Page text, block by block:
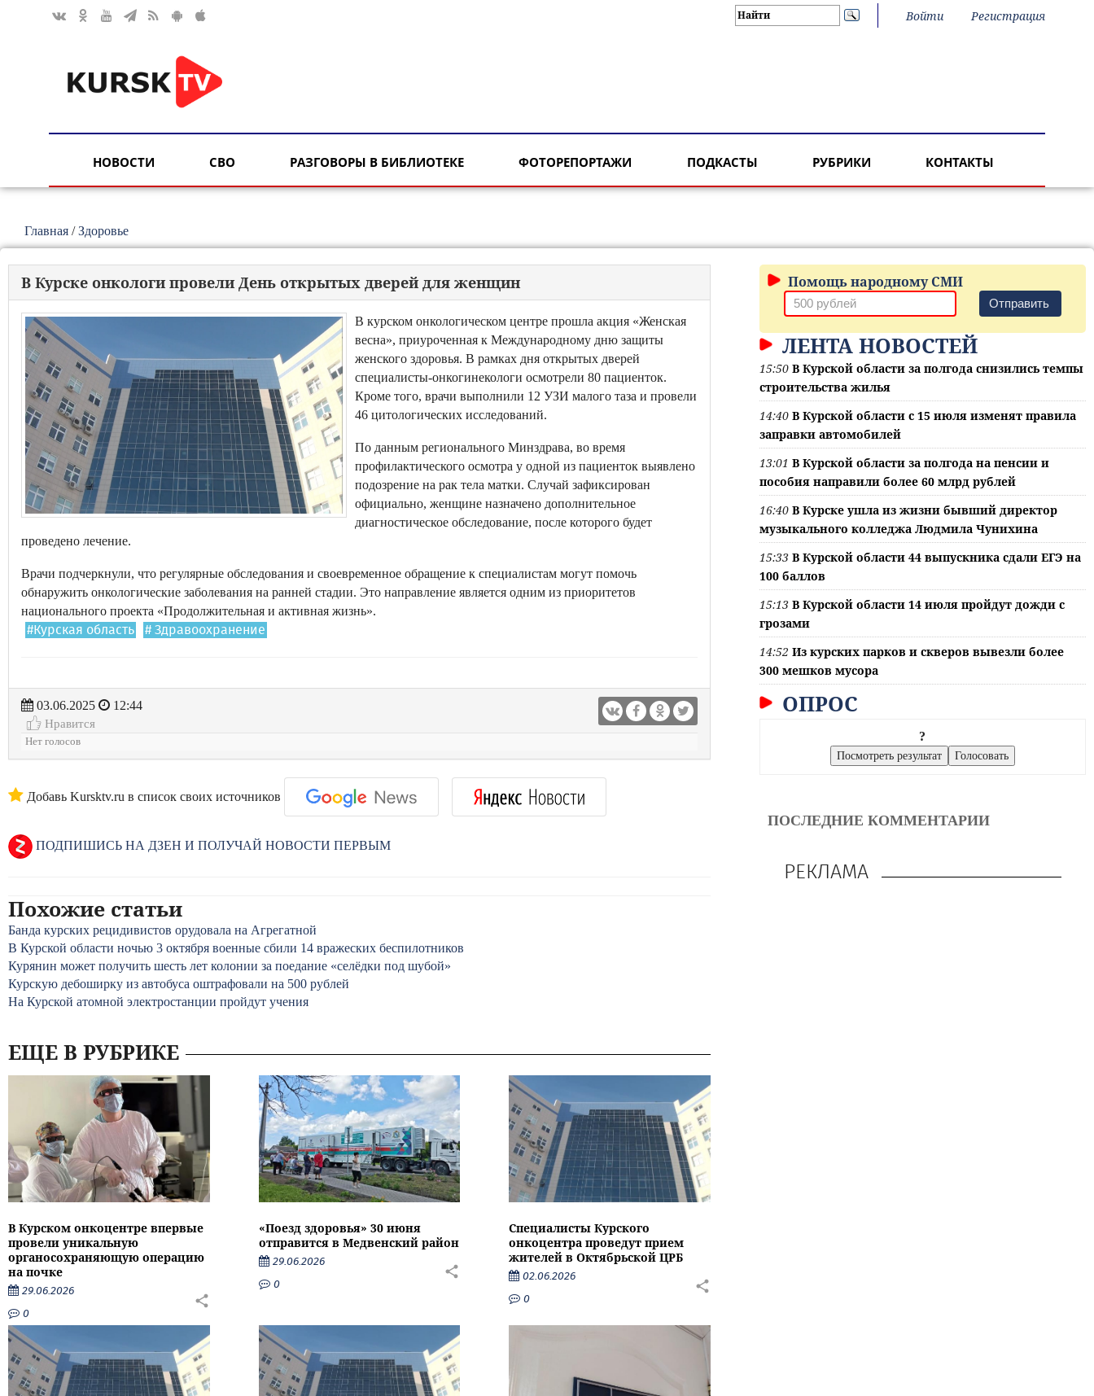
Войти Регистрация
НОВОСТИ СВО РАЗГОВОРЫ В БИБЛИОТЕКЕ ФОТОРЕПОРТАЖИ ПОДКАСТЫ РУБРИКИ КОНТАКТЫ
Главная /Здоровье
В Курске онкологи провели День открытых дверей для женщин
В курском онкологическом центре прошла акция «Женская
весна», приуроченная к Международному дню защиты
женского здоровья. В рамках дня открытых дверей
специалисты-онкогинекологи осмотрели 80 пациенток.
Кроме того, врачи выполнили 12 УЗИ малого таза и провели
46 цитологических исследований.
По данным регионального Минздрава, во время
профилактического осмотра у одной из пациенток выявлено
подозрение на рак тела матки. Случай зафиксирован
официально, женщине назначено дополнительное
диагностическое обследование, после которого будет
проведено лечение.
Врачи подчеркнули, что регулярные обследования и своевременное обращение к специалистам могут помочь
обнаружить онкологические заболевания на ранней стадии. Это направление является одним из приоритетов
национального проекта «Продолжительная и активная жизнь».
#Курская область # Здравоохранение
03.06.2025
12:44
Нравится
Нет голосов
Добавь Kursktv.ru в список своих источников
ПОДПИШИСЬ НА ДЗЕН И ПОЛУЧАЙ НОВОСТИ ПЕРВЫМ
Похожие статьи
Банда курских рецидивистов орудовала на Агрегатной
В Курской области ночью 3 октября военные сбили 14 вражеских беспилотников
Курянин может получить шесть лет колонии за поедание «селёдки под шубой»
Курскую дебоширку из автобуса оштрафовали на 500 рублей
На Курской атомной электростанции пройдут учения
ЕЩЕ В РУБРИКЕ
В Курском онкоцентре впервые
провели уникальную
органосохраняющую операцию
на почке
29.06.2026
0
«Поезд здоровья» 30 июня
отправится в Медвенский район
29.06.2026
0
Специалисты Курского
онкоцентра проведут прием
жителей в Октябрьской ЦРБ
02.06.2026
0
Помощь народному СМИ
Отправить
ЛЕНТА НОВОСТЕЙ
15:50 В Курской области за полгода снизились темпы
строительства жилья
14:40 В Курской области с 15 июля изменят правила
заправки автомобилей
13:01 В Курской области за полгода на пенсии и
пособия направили более 60 млрд рублей
16:40 В Курске ушла из жизни бывший директор
музыкального колледжа Людмила Чунихина
15:33 В Курской области 44 выпускника сдали ЕГЭ на
100 баллов
15:13 В Курской области 14 июля пройдут дожди с
грозами
14:52 Из курских парков и скверов вывезли более
300 мешков мусора
ОПРОС
?
ПОСЛЕДНИЕ КОММЕНТАРИИ
РЕКЛАМА